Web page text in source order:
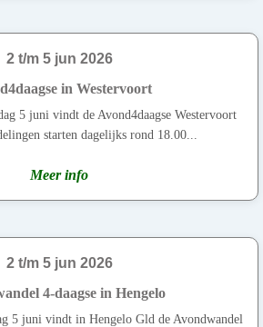
2 t/m 5 jun 2026
in Westervoort
5 juni vindt de Avond4daagse Westervoort
starten dagelijks rond 18.00...
Meer info
2 t/m 5 jun 2026
4-daagse in Hengelo
5 juni vindt in Hengelo Gld de Avondwandel